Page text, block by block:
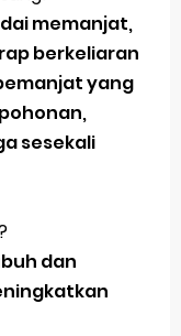
Kelas 5
PJOK Kelas 1
Indonesia
1 (Keamanan
Kelas 4
memanjat,
berkeliaran
yang
sesekali
dan